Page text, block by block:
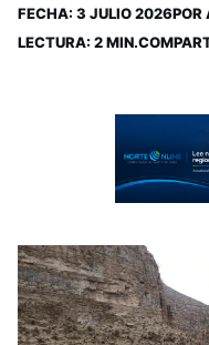
FECHA: 3 JULIO 2026POR
LECTURA: 2 MIN.